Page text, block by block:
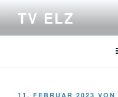
springen
TV ELZ
VERÖFFENTLICHT
11. FEBRUAR 2023 VON